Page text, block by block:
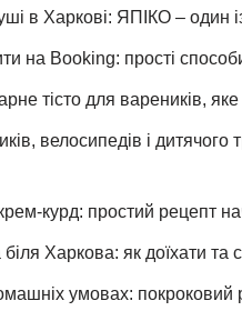
в Харкові: ЯПІКО – один
на Booking: прості
тісто для вареників,
велосипедів і
курд: простий рецепт
Харкова: як доїхати та
умовах: